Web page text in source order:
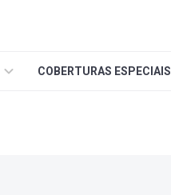
COBERTURAS ESPECIAIS